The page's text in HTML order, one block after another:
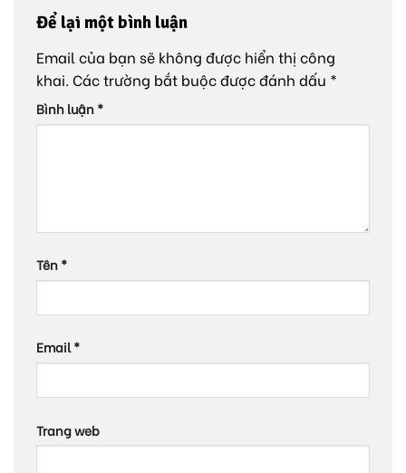
Để lại một bình luận
Email của bạn sẽ không được hiển thị công
khai. Các trường bắt buộc được đánh dấu *
Bình luận*
Tên*
Email*
Trang web